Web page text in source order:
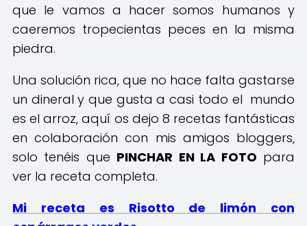
que le vamos a hacer somos humanos y
caeremos tropecientas peces en la misma
piedra.
Una solución rica, que no hace falta gastarse
un dineral y que gusta a casi todo el mundo
es el arroz, aquí os dejo 8 recetas fantásticas
en colaboración con mis amigos bloggers,
solo tenéis que PINCHAR EN LA FOTO para
ver la receta completa.
Mi receta es Risotto de limón con